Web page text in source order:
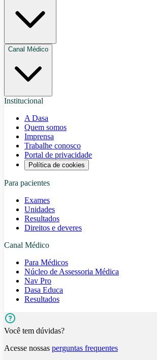
Canal Médico
Institucional
A Dasa
Quem somos
Imprensa
Trabalhe conosco
Portal de privacidade
Política de cookies
Para pacientes
Exames
Unidades
Resultados
Direitos e deveres
Canal Médico
Para Médicos
Núcleo de Assessoria Médica
Nav Pro
Dasa Educa
Resultados
Você tem dúvidas?
Acesse nossas perguntas frequentes